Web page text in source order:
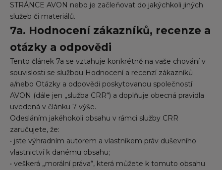
STRÁNCE AVON nebo je začleňovat do jakýchkoli jiných
služeb či materiálů.
7a. Hodnocení zákazníků, recenze a
otázky a odpovědi
Tento článek 7a se vztahuje konkrétně na vaše chování v
souvislosti se službou Hodnocení a recenzí zákazníků
a/nebo Otázky a odpovědi poskytovanou společností
AVON (dále jen „služba CRR“) a doplňuje obecná pravidla
uvedená v článku 7 výše.
Odesláním jakéhokoli obsahu v rámci služby CRR
zaručujete, že:
• jste výhradním autorem a vlastníkem práv duševního
vlastnictví k danému obsahu;
• veškerá „morální práva“, která můžete k tomuto obsahu